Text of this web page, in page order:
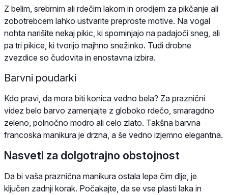
Z belim, srebrnim ali rdečim lakom in orodjem za pikčanje ali
zobotrebcem lahko ustvarite preproste motive. Na vogal
nohta narišite nekaj pikic, ki spominjajo na padajoči sneg, ali
pa tri pikice, ki tvorijo majhno snežinko. Tudi drobne
zvezdice so čudovita in enostavna izbira.
Barvni poudarki
Kdo pravi, da mora biti konica vedno bela? Za praznični
videz belo barvo zamenjajte z globoko rdečo, smaragdno
zeleno, polnočno modro ali celo zlato. Takšna barvna
francoska manikura je drzna, a še vedno izjemno elegantna.
Nasveti za dolgotrajno obstojnost
Da bi vaša praznična manikura ostala lepa čim dlje, je
ključen zadnji korak. Počakajte, da se vse plasti laka in